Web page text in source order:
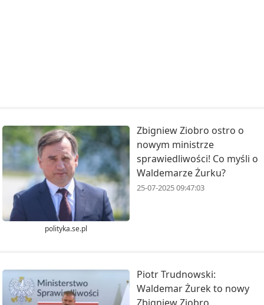
polityka.se.pl
Zbigniew Ziobro ostro o
nowym ministrze
sprawiedliwości! Co myśli o
Waldemarze Żurku?
25-07-2025 09:47:03
Piotr Trudnowski:
Waldemar Żurek to nowy